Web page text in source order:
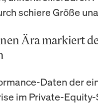
schiere Größe
Ära markiert
Daten der
im Private-